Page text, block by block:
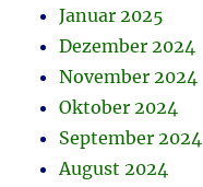
Januar 2025
Dezember 2024
November 2024
Oktober 2024
September 2024
August 2024